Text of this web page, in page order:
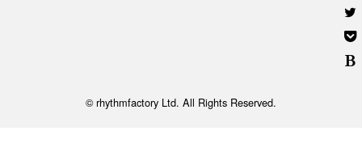
© rhythmfactory Ltd. All Rights Reserved.